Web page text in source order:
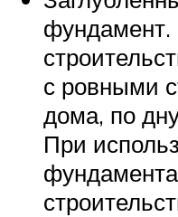
фундамент.
с ровными
дома, по
При